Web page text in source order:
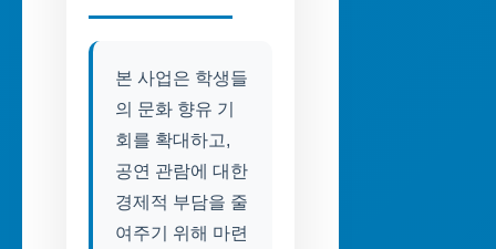
본 사업은 학생들
의 문화 향유 기
회를 확대하고,
공연 관람에 대한
경제적 부담을 줄
여주기 위해 마련